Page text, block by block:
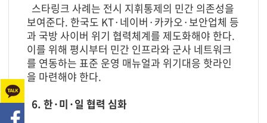
스타링크 사례는 전시 지휘통제의 민간 의존성을
보여준다. 한국도 KT·네이버·카카오·보안업체 등
과 국방 사이버 위기 협력체계를 제도화해야 한다.
이를 위해 평시부터 민간 인프라와 군사 네트워크
를 연동하는 표준 운영 매뉴얼과 위기대응 핫라인
을 마련해야 한다.
6. 한·미·일 협력 심화